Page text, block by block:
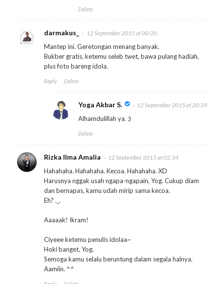
Delete
darmakus_ 12 September 2015 at 00:20
Mantep ini. Geretongan menang banyak.
Bukber gratis, ketemu seleb twet, bawa pulang hadiah,
plus foto bareng idola.
Reply Delete
Yoga Akbar S. 12 September 2015 at 20:39
Alhamdulillah ya. :)
Delete
Rizka Ilma Amalia 12 September 2015 at 02:34
Hahahaha. Hahahaha. Kecoa. Hahahaha. XD
Harusnya nggak usah ngapa-ngapain, Yog. Cukup diam
dan bernapas, kamu udah mirip sama kecoa.
Eh? ._.
Aaaaak! Ikram!
Ciyeee ketemu penulis idolaa~
Hoki banget, Yog.
Semoga kamu selalu beruntung dalam segala halnya.
Aamiin. ^^